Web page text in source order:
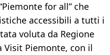
for all” che
accessibili a tutti i
voluta da Regione
Visit Piemonte, con il